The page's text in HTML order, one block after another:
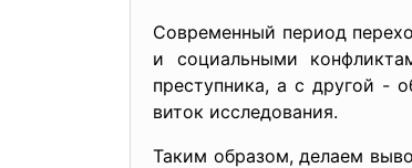
Современный период
и социальными
преступника, а с другой -
виток исследования.
Таким образом, делаем